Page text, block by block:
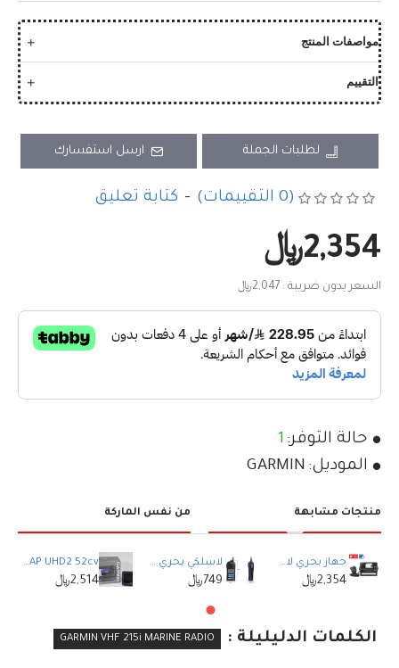
مواصفات المنتج
التقييم
لطلبات الجملة ارسل استفسارك
حالة التوفر: 1
الموديل: GARMIN
(0 التقييمات) - كتابة تعليق
2,354﷼
السعر بدون ضريبة : 2,047﷼
منتجات مشابهة من نفس الماركة
جهاز بحري لاسلكي و مستقبل تتبع مدمج ICOM IC-M510E
2,354﷼
لاسلكي بحري يدوي مصرح من هيئة الاتصالات Recent RS-35M VHF MARINE
749﷼
Garmin ECHOMAP UHD2 52cv جهاز ملاحة وصيد بحري مع سونار متقدم
2,514﷼
الكلمات الدليليلة : GARMIN VHF 215i MARINE RADIO